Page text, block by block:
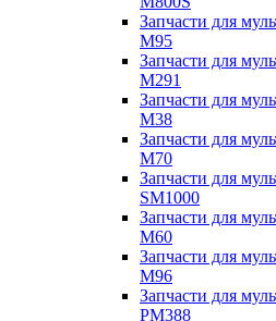
Запчасти для
M95
Запчасти для
M291
Запчасти для
M38
Запчасти для
M70
Запчасти для
SM1000
Запчасти для
M60
Запчасти для
M96
Запчасти для
PM388